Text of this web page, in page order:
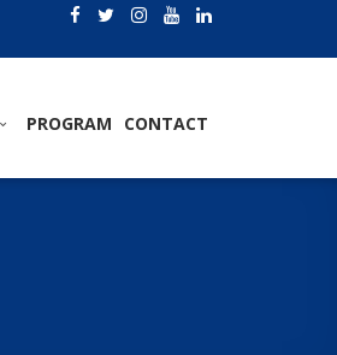
PROGRAM CONTACT